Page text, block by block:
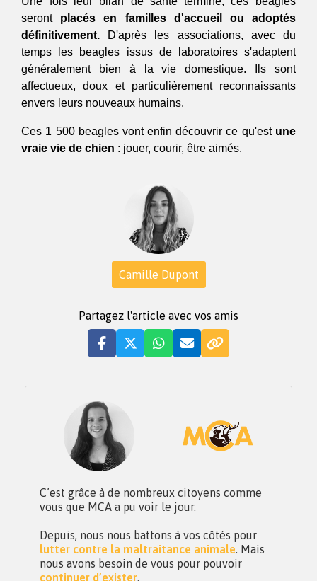
seront placés en familles d'accueil ou adoptés
définitivement. D'après les associations, avec du
temps les beagles issus de laboratoires s'adaptent
généralement bien à la vie domestique. Ils sont
affectueux, doux et particulièrement reconnaissants
envers leurs nouveaux humains.
Ces 1 500 beagles vont enfin découvrir ce qu'est une
vraie vie de chien : jouer, courir, être aimés.
Camille Dupont
Partagez l'article avec vos amis
C’est grâce à de nombreux citoyens comme
vous que MCA a pu voir le jour.
Depuis, nous nous battons à vos côtés pour
lutter contre la maltraitance animale. Mais
nous avons besoin de vous pour pouvoir
continuer d’exister.